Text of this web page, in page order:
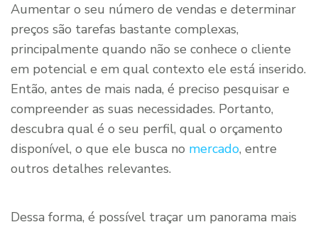
Aumentar o seu número de vendas e determinar
preços são tarefas bastante complexas,
principalmente quando não se conhece o cliente
em potencial e em qual contexto ele está inserido.
Então, antes de mais nada, é preciso pesquisar e
compreender as suas necessidades. Portanto,
descubra qual é o seu perfil, qual o orçamento
disponível, o que ele busca no mercado, entre
outros detalhes relevantes.
Dessa forma, é possível traçar um panorama mais